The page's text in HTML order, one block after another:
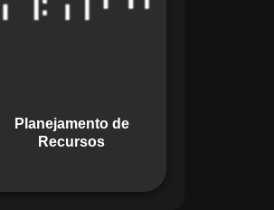
Planejamento de
Recursos
garante o uso
promovendo